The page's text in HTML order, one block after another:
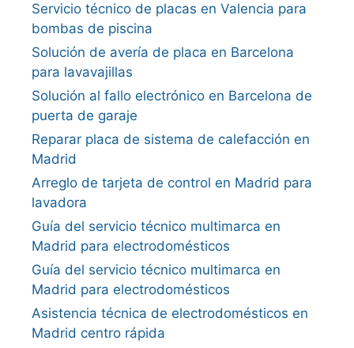
Servicio técnico de placas en Valencia para
bombas de piscina
Solución de avería de placa en Barcelona
para lavavajillas
Solución al fallo electrónico en Barcelona de
puerta de garaje
Reparar placa de sistema de calefacción en
Madrid
Arreglo de tarjeta de control en Madrid para
lavadora
Guía del servicio técnico multimarca en
Madrid para electrodomésticos
Guía del servicio técnico multimarca en
Madrid para electrodomésticos
Asistencia técnica de electrodomésticos en
Madrid centro rápida